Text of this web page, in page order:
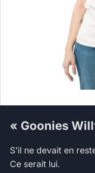
« Goonies
S’il ne devait en
Ce serait lui.